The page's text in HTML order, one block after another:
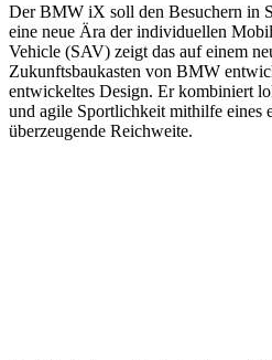
Der BMW iX soll den Besuchern in
eine neue Ära der individuellen
Vehicle (SAV) zeigt das auf einem
Zukunftsbaukasten von BMW
entwickeltes Design. Er kombiniert
und agile Sportlichkeit mithilfe eines
überzeugende Reichweite.